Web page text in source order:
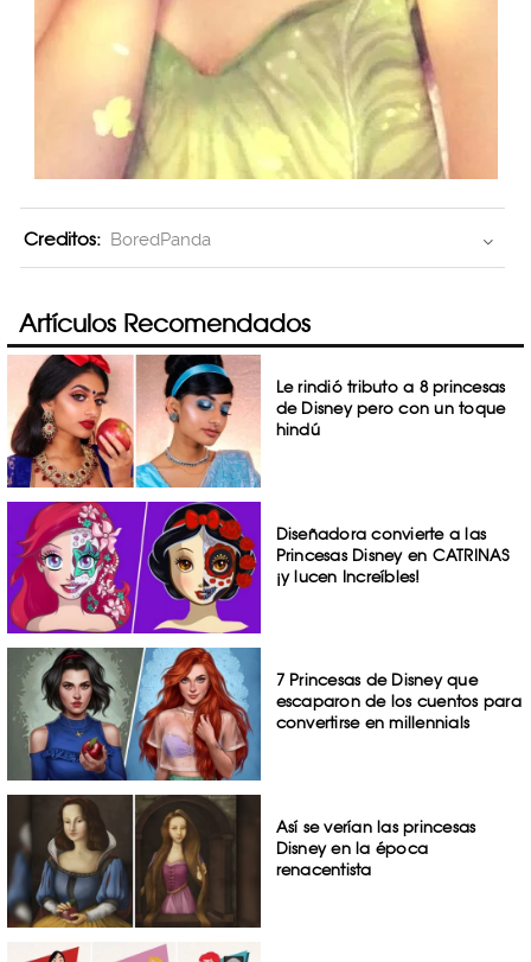
Creditos: BoredPanda
Artículos Recomendados
Le rindió tributo a 8 princesas
de Disney pero con un toque
hindú
Diseñadora convierte a las
Princesas Disney en CATRINAS
¡y lucen Increíbles!
7 Princesas de Disney que
escaparon de los cuentos para
convertirse en millennials
Así se verían las princesas
Disney en la época
renacentista